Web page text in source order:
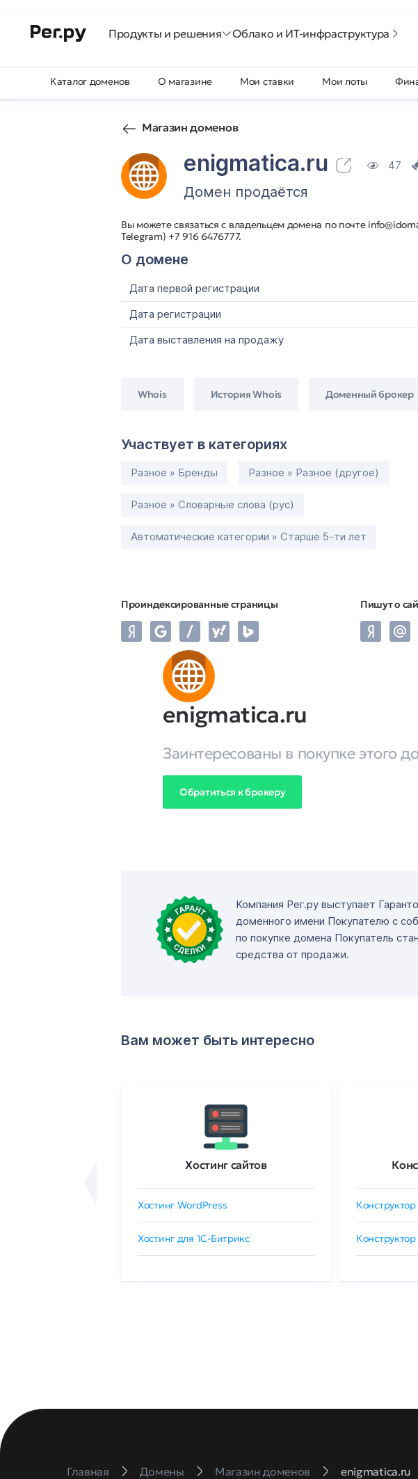
Продукты и решения Облако и ИТ-инфраструктура
Каталог доменов О магазине Мои ставки Мои лоты
Магазин доменов
enigmatica.ru 47
Домен продаётся
Вы можете связаться с владельцем домена по почте
Telegram) +7 916 6476777.
О домене
Дата первой регистрации
Дата регистрации
Дата выставления на продажу
Whois История Whois Доменный брокер
Участвует в категориях
Разное » Бренды Разное » Разное (другое)
Разное » Словарные слова (рус)
Автоматические категории » Старше 5-ти лет
Проиндексированные страницы Пишут о
enigmatica.ru
Заинтересованы в покупке этого
Обратиться к брокеру
Компания Рег.ру выступает
доменного имени Покупателю с
по покупке домена Покупатель
средства от продажи.
Вам может быть интересно
Хостинг сайтов
Хостинг WordPress
Хостинг для 1C-Битрикс
Главная Домены Магазин доменов enigmatica.ru